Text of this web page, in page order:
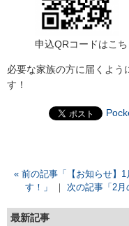
申込QRコードはこち
必要な家族の方に届くよ
す！
« 前の記事「【お知らせ】
す！」
｜ 次の記事「2
最新記事